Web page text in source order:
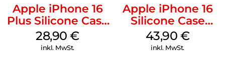
Apple iPhone 16
Plus Silicone Case
MagSafe Black
28,90€
inkl. MwSt.
Apple iPhone 16
Silicone Case
MagSafe Plum
43,90 €
inkl. MwSt.